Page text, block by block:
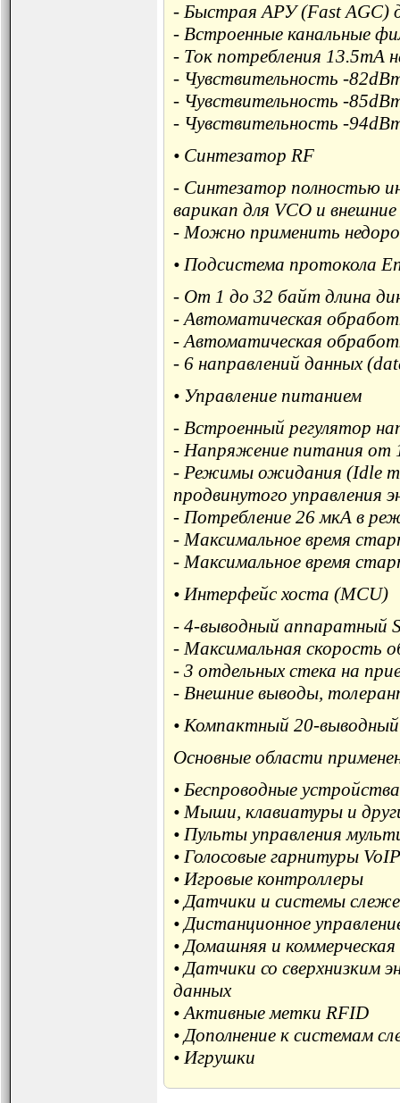
- Быстрая АРУ (Fast AGC)
- Встроенные канальные
- Ток потребления 13.5mA
- Чувствительность -
- Чувствительность -
- Чувствительность -
• Синтезатор RF
- Синтезатор полностью
варикап для VCO и
- Можно применить
• Подсистема протокола
- От 1 до 32 байт длина
- Автоматическая
- Автоматическая
- 6 направлений данных
• Управление питанием
- Встроенный регулятор
- Напряжение питания от
- Режимы ожидания (Idle
продвинутого управления
- Потребление 26 мкА в
- Максимальное время
- Максимальное время
• Интерфейс хоста (MCU)
- 4-выводный аппаратный
- Максимальная скорость
- 3 отдельных стека на
- Внешние выводы,
• Компактный 20-
Основные области
• Беспроводные
• Мыши, клавиатуры и
• Пульты управления
• Голосовые гарнитуры VoIP
• Игровые контроллеры
• Датчики и системы
• Дистанционное
• Домашняя и
• Датчики со сверхнизким
данных
• Активные метки RFID
• Дополнение к системам
• Игрушки